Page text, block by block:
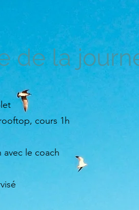
de la
cours 1h
le coach